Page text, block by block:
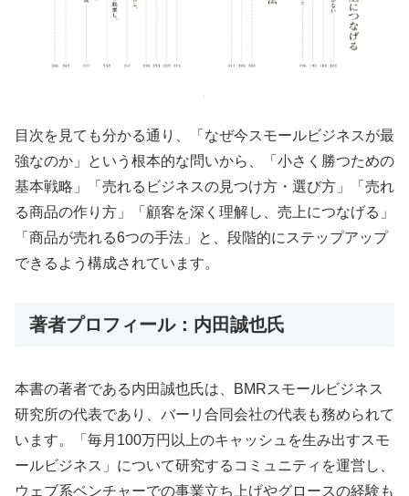
目次を見ても分かる通り、「なぜ今スモールビジネスが最
強なのか」という根本的な問いから、「小さく勝つための
基本戦略」「売れるビジネスの見つけ方・選び方」「売れ
る商品の作り方」「顧客を深く理解し、売上につなげる」
「商品が売れる6つの手法」と、段階的にステップアップ
できるよう構成されています。
著者プロフィール：内田誠也氏
本書の著者である内田誠也氏は、BMRスモールビジネス
研究所の代表であり、バーリ合同会社の代表も務められて
います。「毎月100万円以上のキャッシュを生み出すスモ
ールビジネス」について研究するコミュニティを運営し、
ウェブ系ベンチャーでの事業立ち上げやグロースの経験も